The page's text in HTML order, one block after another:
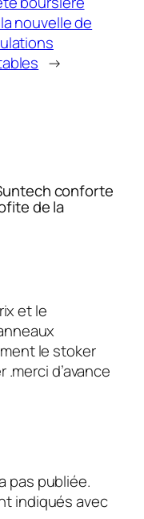
nouvelle de
→
conforte
de la
et le
le stoker
.merci d’avance
pas publiée.
indiqués avec